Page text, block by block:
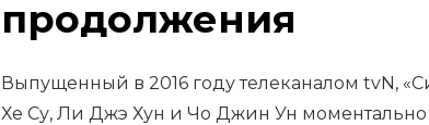
продолжения
Выпущенный в 2016 году телеканалом tvN,
Хе Су, Ли Джэ Хун и Чо Джин Ун